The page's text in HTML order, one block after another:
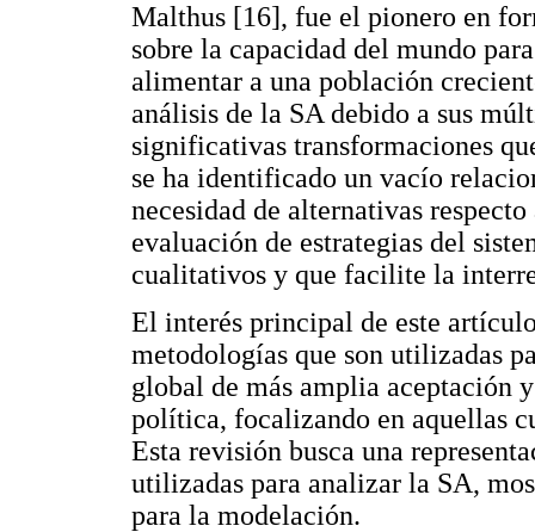
Malthus [16], fue el pionero en
sobre la capacidad del mundo
alimentar a una población
análisis de la SA debido a sus
significativas transformaciones
se ha identificado un vacío
necesidad de alternativas
evaluación de estrategias del
cualitativos y que facilite la
El interés principal de este
metodologías que son utilizadas
global de más amplia
política, focalizando en aquellas
Esta revisión busca una
utilizadas para analizar la SA,
para la modelación.